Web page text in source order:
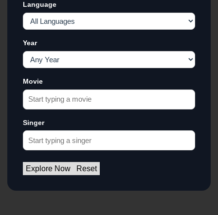
Language
Year
Movie
Singer
Explore Now Reset